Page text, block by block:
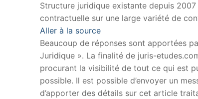
Structure juridique existante depuis
contractuelle sur une large variété de
Aller à la source
Beaucoup de réponses sont apportées
Juridique ». La finalité de juris-
procurant la visibilité de tout ce qui est
possible. Il est possible d’envoyer un
d’apporter des détails sur cet article